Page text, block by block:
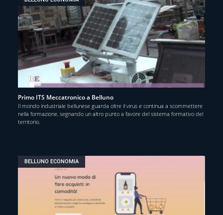
Primo ITS Meccatronico a Belluno
Il mondo industriale bellunese guarda oltre il virus e continua a scommettere
nella formazione, segnando un altro punto a favore del sistema formativo del
territorio.
BELLUNO ECONOMIA